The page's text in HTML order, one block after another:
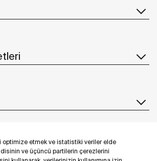
optimize etmek ve istatistiki veriler elde
ve üçüncü partilerin çerezlerini